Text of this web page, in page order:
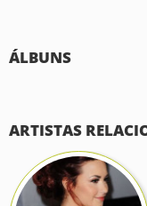
ÁLBUNS
ARTISTAS